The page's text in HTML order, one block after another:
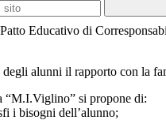
Educativo di
alunni il rapporto con la
“M.I.Viglino” si propone di:
i bisogni dell’alunno;